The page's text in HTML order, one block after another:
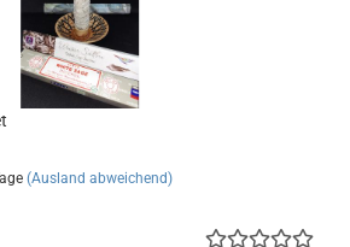
(Ausland abweichend)